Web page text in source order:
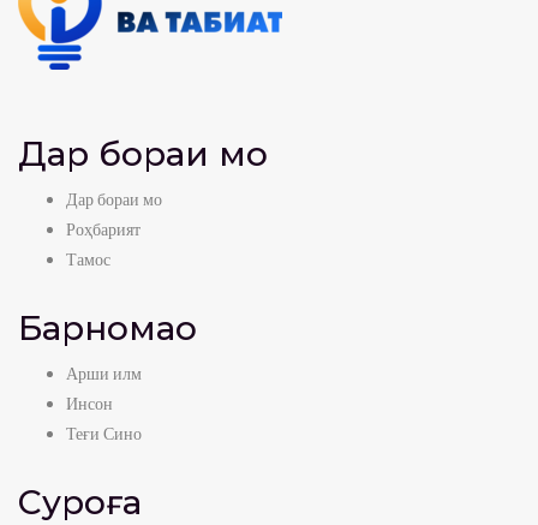
Дар бораи мо
Дар бораи мо
Роҳбарият
Тамос
Барномаҳо
Арши илм
Инсон
Теғи Сино
Суроға